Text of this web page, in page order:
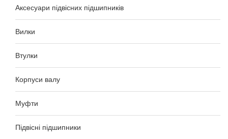
Аксесуари підвісних підшипників
Вилки
Втулки
Корпуси валу
Муфти
Підвісні підшипники